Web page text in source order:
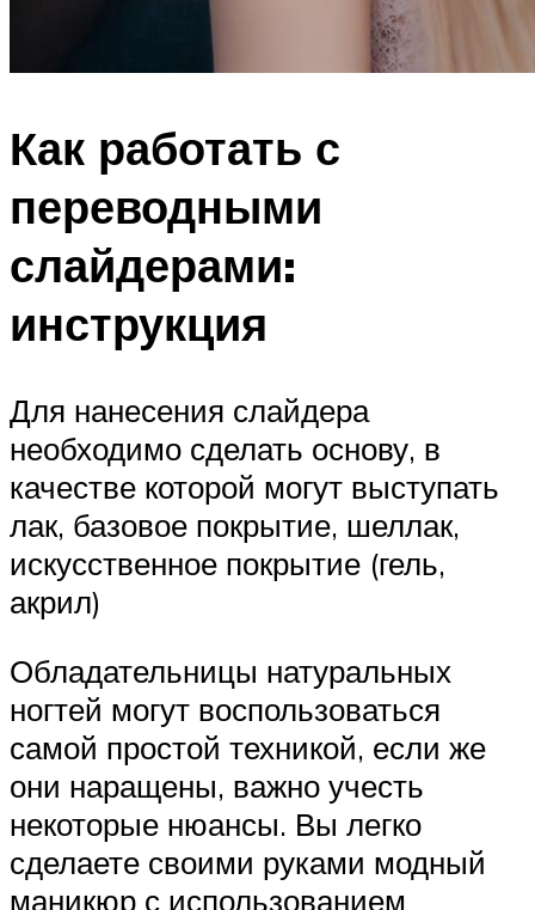
Как работать с
переводными
слайдерами:
инструкция
Для нанесения слайдера
необходимо сделать основу, в
качестве которой могут выступать
лак, базовое покрытие, шеллак,
искусственное покрытие (гель,
акрил)
Обладательницы натуральных
ногтей могут воспользоваться
самой простой техникой, если же
они наращены, важно учесть
некоторые нюансы. Вы легко
сделаете своими руками модный
маникюр с использованием